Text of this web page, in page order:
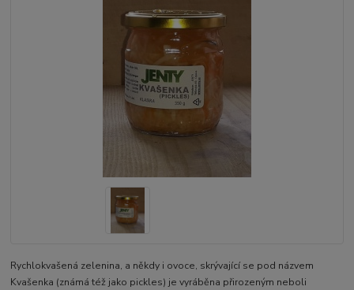
Rychlokvašená zelenina, a někdy i ovoce, skrývající se pod názvem
Kvašenka (známá též jako pickles) je vyráběna přirozeným neboli